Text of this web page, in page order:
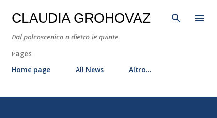
Passa ai contenuti principali
CLAUDIA GROHOVAZ
Dal palcoscenico a dietro le quinte
Pages
Home page
All News Altro…